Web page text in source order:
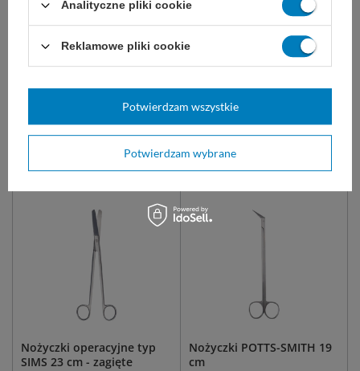
do precyzyjnych cięć tkanek
użytku, ze stali nierdzewnej.
15 cm 17 cm
Dostępny
WYBIERZ WARIANT
32,00 zł
Operacyjne nożyce O/O do cięcia.
Stosowane w ginekologii i
ze stali nierdzewnej.
tępo-tępe
Dostępny
WYBIERZ WARIANT
Nożyczki operacyjne typ
SIMS 23 cm - zagięte
Nożyczki POTTS-SMITH 19
cm
Analityczne pliki cookie
Reklamowe pliki cookie
Potwierdzam wybrane
Potwierdzam wszystkie